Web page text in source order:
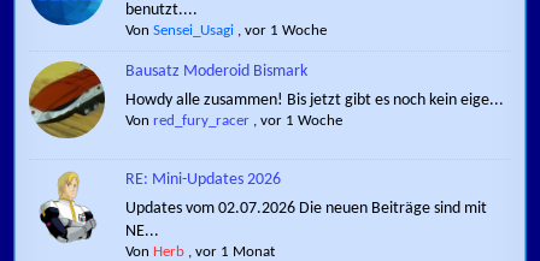
benutzt....
VonSensei_Usagi ,vor 1 Woche
Bausatz Moderoid Bismark
Howdy alle zusammen! Bis jetzt gibt es noch kein eige...
Vonred_fury_racer ,vor 1 Woche
RE: Mini-Updates 2026
Updates vom 02.07.2026 Die neuen Beiträge sind mit
NE...
Von Herb ,vor 1 Monat